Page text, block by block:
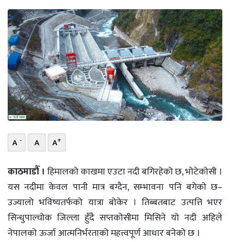
बैंक
पर्यटन
भिडियो
छापा
खोज
प्रोफाइल
ऊर्जा
A - A A+
काठमाडौँ । हिमालको काखमा एउटा नदी बगिरहेको छ, भोटेकोसी ।
यस नदीमा केवल पानी मात्र बग्दैन, सम्भावना पनि बगेको छ–
उज्यालो भविष्यतर्फको यात्रा बोकेर । तिब्बतबाट उत्पत्ति भएर
सिन्धुपाल्चोक जिल्ला हुँदै सप्तकोसीमा मिसिने यो नदी अहिले
नेपालको ऊर्जा आत्मनिर्भरताको महत्त्वपूर्ण आधार बनेको छ ।